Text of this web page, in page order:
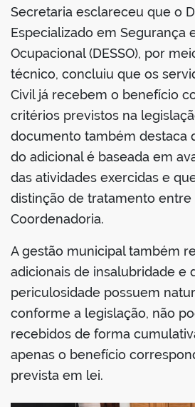
Secretaria esclareceu que o
Especializado em Segurança
Ocupacional (DESSO), por
técnico, concluiu que os
Civil já recebem o benefício
critérios previstos na
documento também destaca
do adicional é baseada em
das atividades exercidas e
distinção de tratamento entre
Coordenadoria.
A gestão municipal também
adicionais de insalubridade e
periculosidade possuem
conforme a legislação, não
recebidos de forma
apenas o benefício
prevista em lei.